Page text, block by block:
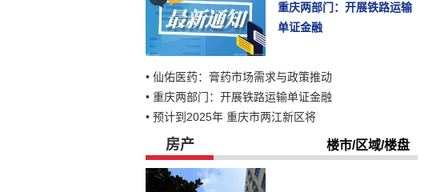
重庆两部门：开展铁路运输
单证金融
• 仙佑医药：膏药市场需求与政策推动
• 重庆两部门：开展铁路运输单证金融
• 预计到2025年 重庆市两江新区将
房产 楼市/区域/楼盘